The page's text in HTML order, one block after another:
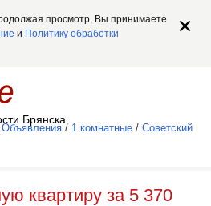
просмотр, Вы принимаете
и Политику обработки
Брянска
Объявления / 1 комнатные / Советский
квартиру за 5 370